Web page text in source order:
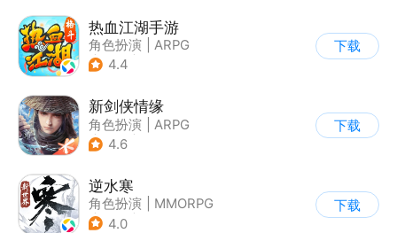
热血江湖手游
角色扮演
ARPG
| 武侠
4.4
下载
新剑侠情缘
角色扮演
ARPG
| 武侠
4.6
下载
逆水寒
角色扮演
MMORPG
| 武侠
4.0
下载